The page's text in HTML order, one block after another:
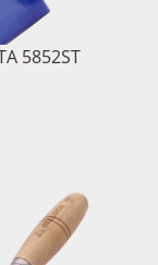
5852ST